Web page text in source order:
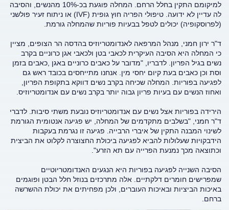
למיקומם התקין בחלל הרחם. המחלה פוגעת בכ-10% מהנשים, והסיבה
לה עדיין לא ידועה. טיפולי הפריה חוץ גופית (IVF) או ניתוח זעיר פולשני
(לפרוסקופיה) יכולים לטפל בבעיות פוריות שהמחלה גורמת.
ד"ר ירון חמני, מנהל המרפאה לאנדומטריוזיס בהדסה הר הצופים, מציין
כי המחלה היא הסיבה העיקרית לכאבי בטן ולכאבי אגן כרוניים בקרב
נשים בגיל הפריון. לדבריו, "מדובר על כאבים כרוניים באגן ,כאבים בזמן
וסת וכן כאבים בעת קיום יחסי מין. אנחנו מתייחסים בכובד ראש גם
לפגיעה בפוריות. המחלה שכיחה בקרב נשים דווקא בתקופת הפריון,
ואחוז הנשים עם בעיות פריון גבוה יותר בקרב נשים עם אנדומטריוזיס.
הירידה בפוריות אצל נשים עם אנדומטריוזיס נובעת משתי סיבות. לדברי
ד"ר חמני, "בשלבים מתקדמים של המחלה, יש פגיעה אנטומית הגורמת
לשינוי המבנה התקין של איברי הרבייה. פגיעה זו נגרמת בעקבות
הידבקויות שעלולות להביא לפגיעה ביכולת החצוצרה לקלוט את הביצית
וכתוצאה מכך נמנעת הפרייה עם תא הזרע".
הסיבה השנייה לפגיעה בפוריות היא הנגעים האנדומטריוטיים
שמפרישים חומרים דלקתיים. אלה מתרכזים בנוזל חלל הבטן ופוגמים
באיכות הביציות ובאיכות העוברים, ולכן מפחיתים את יכולת ההשרשה
ברחם.